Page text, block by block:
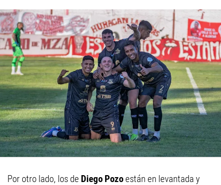
Por otro lado, los de Diego Pozoestán en levantada y